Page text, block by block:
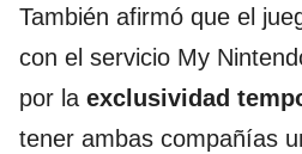
También afirmó que el
con el servicio My
por la exclusividad
tener ambas compañías